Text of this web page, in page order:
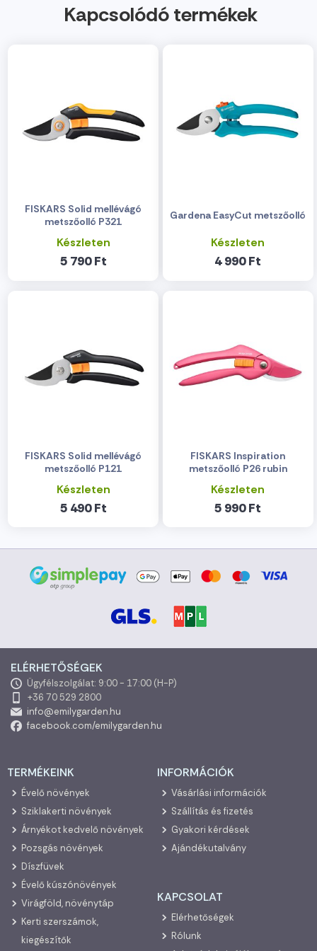
Kapcsolódó termékek
FISKARS Solid mellévágó
metszőolló P321
Készleten
5 790 Ft
Gardena EasyCut metszőolló
Készleten
4 990 Ft
FISKARS Solid mellévágó
metszőolló P121
Készleten
5 490 Ft
FISKARS Inspiration
metszőolló P26 rubin
Készleten
5 990 Ft
ELÉRHETŐSÉGEK
Ügyfélszolgálat: 9:00 - 17:00 (H-P)
+36 70 529 2800
info@emilygarden.hu
facebook.com/emilygarden.hu
TERMÉKEINK
Évelő növények
Sziklakerti növények
Árnyékot kedvelő növények
Pozsgás növények
Díszfüvek
Évelő kúszónövények
Virágföld, növénytáp
Kerti szerszámok,
kiegészítők
INFORMÁCIÓK
Vásárlási információk
Szállítás és fizetés
Gyakori kérdések
Ajándékutalvány
KAPCSOLAT
Elérhetőségek
Rólunk